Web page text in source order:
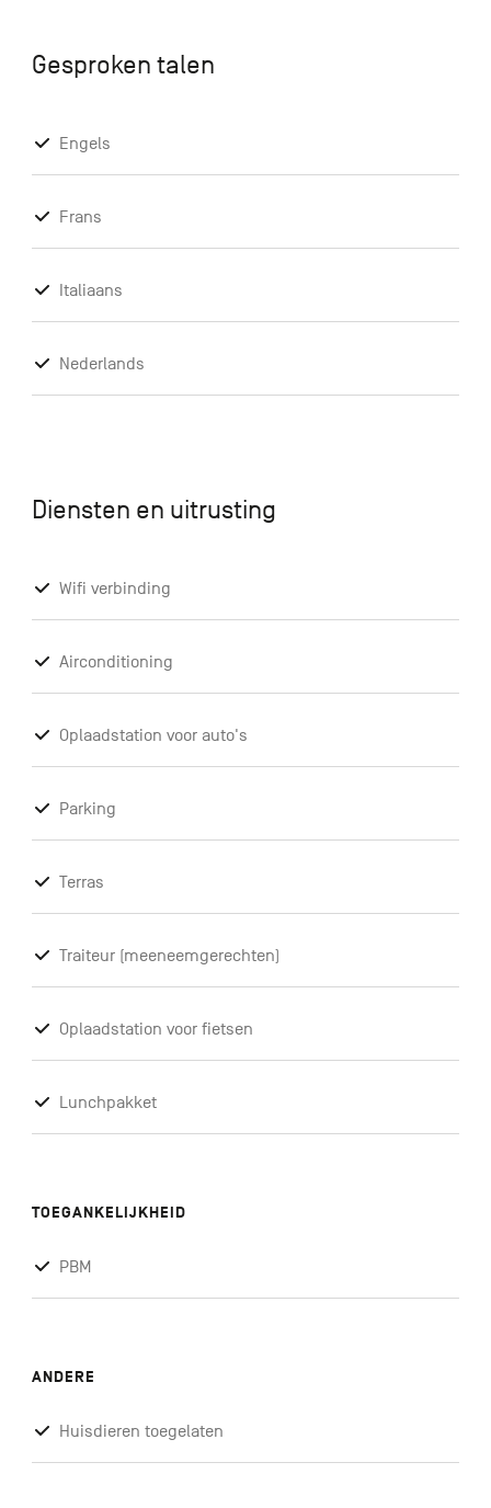
Gesproken talen
Engels
Frans
Italiaans
Nederlands
Diensten en uitrusting
Wifi verbinding
Airconditioning
Oplaadstation voor auto's
Parking
Terras
Traiteur (meeneemgerechten)
Oplaadstation voor fietsen
Lunchpakket
TOEGANKELIJKHEID
PBM
ANDERE
Huisdieren toegelaten